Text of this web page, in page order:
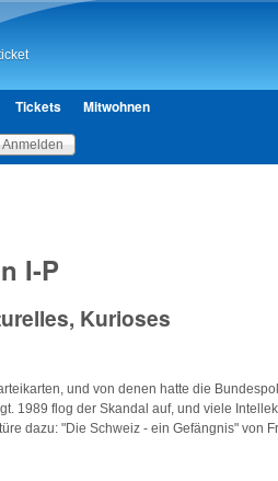
Tickets Mitwohnen
I-P
Kurioses
und von denen hatte die
1989 flog der Skandal auf, und viele
dazu: "Die Schweiz - ein Gefängnis" von